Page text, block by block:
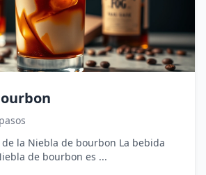
Niebla de bourbon La bebida
de bourbon es ...